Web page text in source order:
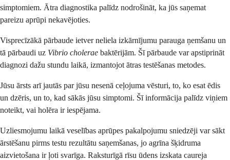
simptomiem. Ātra diagnostika palīdz nodrošināt, ka jūs saņemat
pareizu aprūpi nekavējoties.
Visprecīzākā pārbaude ietver neliela izkārnījumu parauga ņemšanu un
tā pārbaudi uz Vibrio cholerae baktērijām. Šī pārbaude var apstiprināt
diagnozi dažu stundu laikā, izmantojot ātras testēšanas metodes.
Jūsu ārsts arī jautās par jūsu nesenā ceļojuma vēsturi, to, ko esat ēdis
un dzēris, un to, kad sākās jūsu simptomi. Šī informācija palīdz viņiem
noteikt, vai holēra ir iespējama.
Uzliesmojumu laikā veselības aprūpes pakalpojumu sniedzēji var sākt
ārstēšanu pirms testu rezultātu saņemšanas, jo agrīna šķidruma
aizvietošana ir ļoti svarīga. Raksturīgā rīsu ūdens izskata caureja